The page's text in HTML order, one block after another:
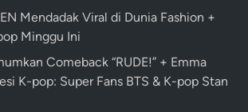
Mendadak Viral di Dunia Fashion +
Minggu Ini
Comeback “RUDE!” + Emma
K-pop: Super Fans BTS & K-pop Stan